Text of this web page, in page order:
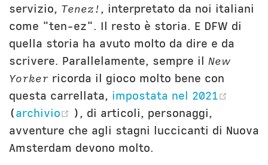
servizio, Tenez!, interpretato da noi italiani
come "ten-ez". Il resto è storia. E DFW di
quella storia ha avuto molto da dire e da
scrivere. Parallelamente, sempre il New
Yorker ricorda il gioco molto bene con
questa carrellata, impostata nel 2021
(archivio (opens new window)
), di articoli, personaggi,
avventure che agli stagni luccicanti di Nuova
Amsterdam devono molto.